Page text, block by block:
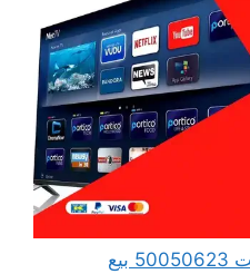
بيع تلفزيونات شاشات الكويت 50050623 بيع